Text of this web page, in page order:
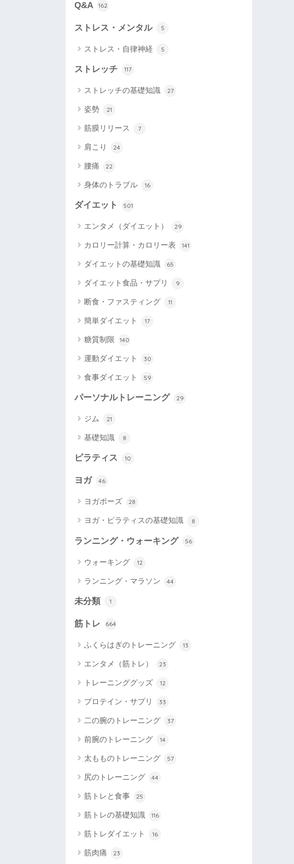
Q&A 162
ストレス・メンタル 5
ストレス・自律神経 5
ストレッチ 117
ストレッチの基礎知識 27
姿勢 21
筋膜リリース 7
肩こり 24
腰痛 22
身体のトラブル 16
ダイエット 501
エンタメ（ダイエット） 29
カロリー計算・カロリー表 141
ダイエットの基礎知識 65
ダイエット食品・サプリ 9
断食・ファスティング 11
簡単ダイエット 17
糖質制限 140
運動ダイエット 30
食事ダイエット 59
パーソナルトレーニング 29
ジム 21
基礎知識 8
ピラティス 10
ヨガ 46
ヨガポーズ 28
ヨガ・ピラティスの基礎知識 8
ランニング・ウォーキング 56
ウォーキング 12
ランニング・マラソン 44
未分類 1
筋トレ 664
ふくらはぎのトレーニング 13
エンタメ（筋トレ） 23
トレーニンググッズ 12
プロテイン・サプリ 33
二の腕のトレーニング 37
前腕のトレーニング 14
太もものトレーニング 57
尻のトレーニング 44
筋トレと食事 25
筋トレの基礎知識 116
筋トレダイエット 16
筋肉痛 23